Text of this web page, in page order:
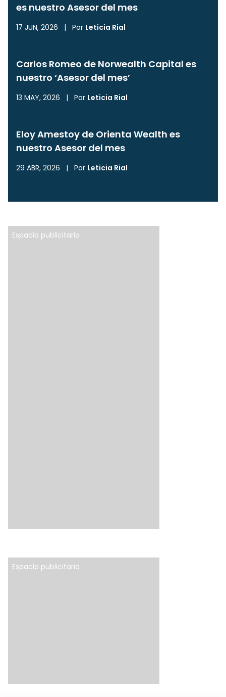
es nuestro Asesor del mes
17 JUN, 2026 | Por Leticia Rial
Carlos Romeo de Norwealth Capital es
nuestro ‘Asesor del mes’
13 MAY, 2026 | Por Leticia Rial
Eloy Amestoy de Orienta Wealth es
nuestro Asesor del mes
29 ABR, 2026 | Por Leticia Rial
Espacio publicitario
Espacio publicitario